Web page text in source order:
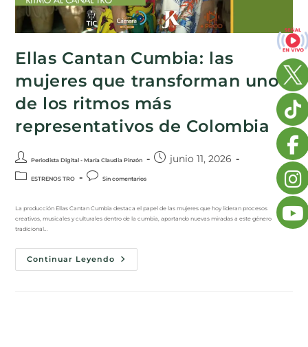
Ellas Cantan Cumbia: las
mujeres que transforman uno
de los ritmos más
representativos de Colombia
Periodista Digital - María Claudia Pinzón junio 11, 2026
ESTRENOS TRO Sin comentarios
La producción Ellas Cantan Cumbia destaca el papel de las mujeres que hoy lideran procesos
creativos, musicales y culturales dentro de la cumbia, aportando nuevas miradas a este género
tradicional…
Continuar Leyendo